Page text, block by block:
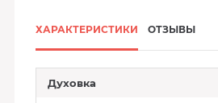
ХАРАКТЕРИСТИКИ ОТЗЫВЫ
Духовка